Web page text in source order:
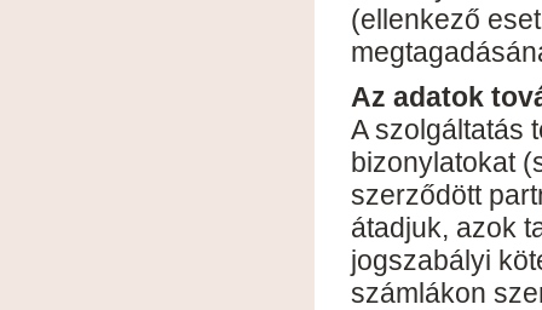
(ellenkező
Az adatok
A szolgáltatás
bizonylatokat
szerződött
átadjuk, azok
jogszabályi
számlákon